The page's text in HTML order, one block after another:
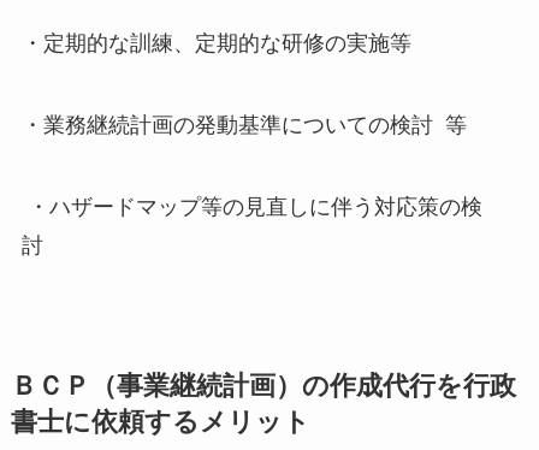
・定期的な訓練、定期的な研修の実施等
・業務継続計画の発動基準についての検討 等
・ハザードマップ等の見直しに伴う対応策の検
討
ＢＣＰ（事業継続計画）の作成代行を行政
書士に依頼するメリット